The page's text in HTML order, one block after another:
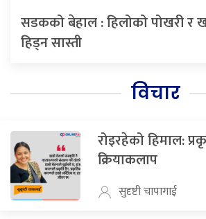
सडकको बेहाल : हिलोको पोखरी र
हिड्न सास्ती
विचार
रोइरहेको हिमाल:
क्रियाकलाप
सुदृष्टी चापागाई